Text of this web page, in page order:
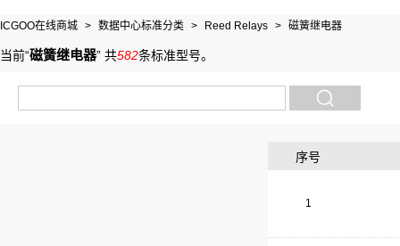
ICGOO在线商城 > 数据中心标准分类 > Reed Relays > 磁簧继电器
当前“磁簧继电器” 共582条标准型号。
序号
1